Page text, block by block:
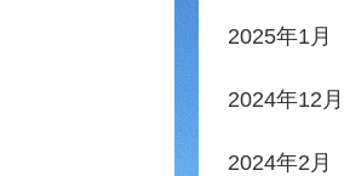
2025年1月
2024年12月
2024年2月